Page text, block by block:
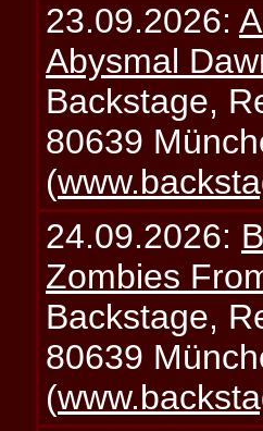
23.09.2026:
Abysmal
Backstage,
80639
(
24.09.2026:
Zombies
Backstage,
80639
(